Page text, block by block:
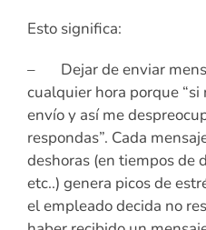
Esto significa:
– Dejar de enviar
cualquier hora porque “si
envío y así me
respondas”. Cada
deshoras (en tiempos de
etc..) genera picos de
el empleado decida no